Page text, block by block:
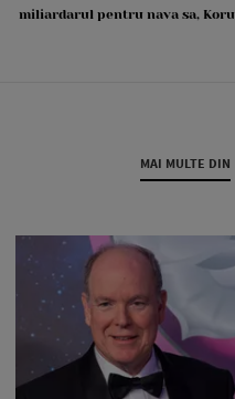
miliardarul pentru nava sa, Koru
MAI MULTE DIN